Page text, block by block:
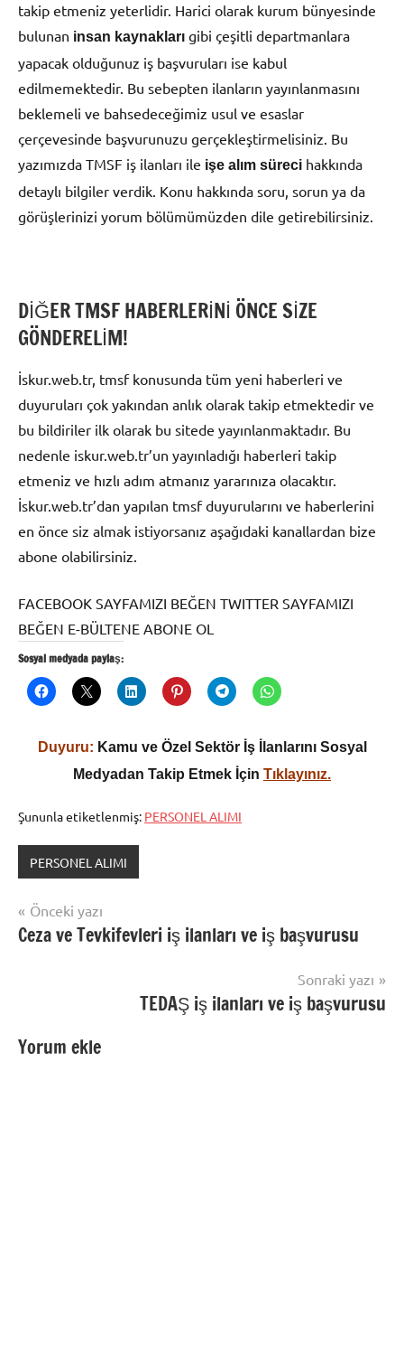
takip etmeniz yeterlidir. Harici olarak kurum bünyesinde
bulunan insan kaynakları gibi çeşitli departmanlara
yapacak olduğunuz iş başvuruları ise kabul
edilmemektedir. Bu sebepten ilanların yayınlanmasını
beklemeli ve bahsedeceğimiz usul ve esaslar
çerçevesinde başvurunuzu gerçekleştirmelisiniz. Bu
yazımızda TMSF iş ilanları ile işe alım süreci hakkında
detaylı bilgiler verdik. Konu hakkında soru, sorun ya da
görüşlerinizi yorum bölümümüzden dile getirebilirsiniz.
DİĞER TMSF HABERLERİNİ ÖNCE SİZE
GÖNDERELİM!
İskur.web.tr, tmsf konusunda tüm yeni haberleri ve
duyuruları çok yakından anlık olarak takip etmektedir ve
bu bildiriler ilk olarak bu sitede yayınlanmaktadır. Bu
nedenle iskur.web.tr’un yayınladığı haberleri takip
etmeniz ve hızlı adım atmanız yararınıza olacaktır.
İskur.web.tr’dan yapılan tmsf duyurularını ve haberlerini
en önce siz almak istiyorsanız aşağıdaki kanallardan bize
abone olabilirsiniz.
FACEBOOK SAYFAMIZI BEĞEN TWITTER SAYFAMIZI
BEĞEN E-BÜLTENE ABONE OL
Sosyal medyada paylaş:
Duyuru: Kamu ve Özel Sektör İş İlanlarını Sosyal
Medyadan Takip Etmek İçin Tıklayınız.
Şununla etiketlenmiş: PERSONEL ALIMI
PERSONEL ALIMI
Yazı
gezinmesi
Önceki yazı
Ceza ve Tevkifevleri iş ilanları ve iş başvurusu
Sonraki yazı
TEDAŞ iş ilanları ve iş başvurusu
Yorum ekle